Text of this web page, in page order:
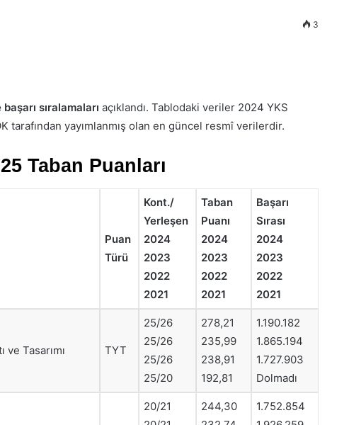
3
ile paylaş
sıralamaları açıklandı. Tablodaki veriler 2024 YKS
tarafından yayımlanmış olan en güncel resmî verilerdir.
Taban Puanları
Puan
Türü
Kont./
Yerleşen
2024
2023
2022
2021
Taban
Puanı
2024
2023
2022
2021
Başarı
Sırası
2024
2023
2022
2021
ve Tasarımı TYT
25/26
25/26
25/26
25/20
278,21
235,99
238,91
192,81
1.190.182
1.865.194
1.727.903
Dolmadı
20/21
244,30
1.752.854